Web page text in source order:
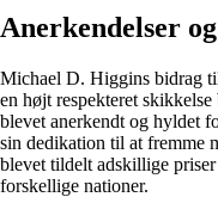
Anerkendelser
Michael D. Higgins bidrag
en højt respekteret
blevet anerkendt og hyldet
sin dedikation til at fremme
blevet tildelt adskillige
forskellige nationer.